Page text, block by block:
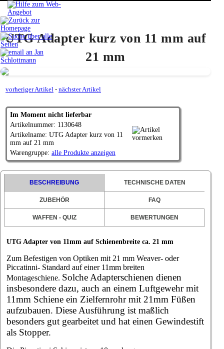
UTG Adapter kurz von 11 mm auf
21 mm
vorheriger Artikel - nächster Artikel
Im Moment nicht lieferbar
Artikelnummer: 1130648
Artikelname: UTG Adapter kurz von 11
mm auf 21 mm
Warengruppe: alle Produkte anzeigen
BESCHREIBUNG TECHNISCHE DATEN
ZUBEHÖR FAQ
WAFFEN - QUIZ BEWERTUNGEN
UTG Adapter von 11mm auf Schienenbreite ca. 21 mm
Zum Befestigen von Optiken mit 21 mm Weaver- oder
Piccatinni- Standard auf einer 11mm breiten
Montageschiene. Solche Adapterschienen dienen
insbesondere dazu, auch an einem Luftgewehr mit
11mm Schiene ein Zielfernrohr mit 21mm Füßen
aufzubauen. Diese Ausführung ist maßlich
besonders gut gearbeitet und hat einen Gewindestift
als Stopper.